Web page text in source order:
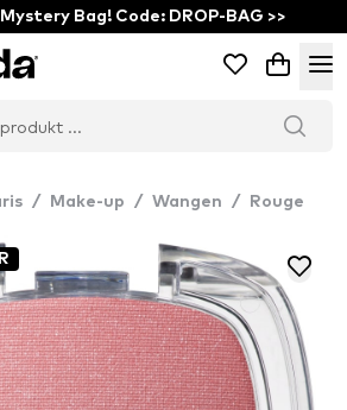
Bag! Code: DROP-BAG >>
/ Make-up / Wangen / Rouge